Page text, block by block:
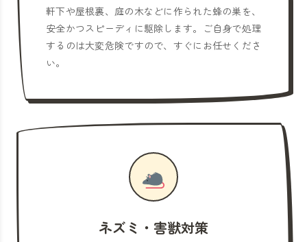
軒下や屋根裏、庭の木などに作られた蜂の巣を、
安全かつスピーディに駆除します。ご自身で処理
するのは大変危険ですので、すぐにお任せくださ
い。
ネズミ・害獣対策